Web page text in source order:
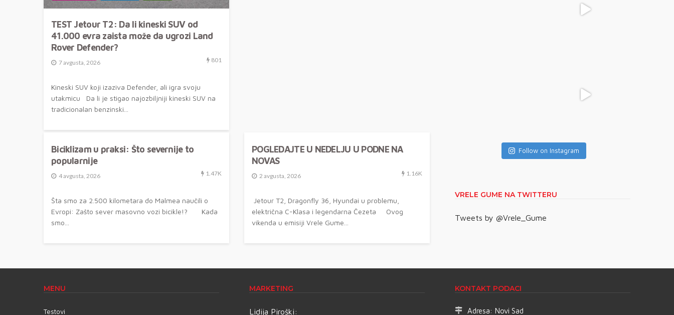
TEST Jetour T2: Da li kineski SUV od
41.000 evra zaista može da ugrozi Land
Rover Defender?
7 avgusta, 2026 801
Kineski SUV koji izaziva Defender, ali igra svoju
utakmicu Da li je stigao najozbiljniji kineski SUV na
tradicionalan benzinski...
Biciklizam u praksi: Što severnije to
popularnije
4 avgusta, 2026 1.47K
Šta smo za 2.500 kilometara do Malmea naučili o
Evropi: Zašto sever masovno vozi bicikle!? Kada
smo...
POGLEDAJTE U NEDELJU U PODNE NA
NOVAS
2 avgusta, 2026 1.16K
Jetour T2, Dragonfly 36, Hyundai u problemu,
električna C-Klasa i legendarna Čezeta Ovog
vikenda u emisiji Vrele Gume...
Follow on Instagram
VRELE GUME NA TWITTERU
Tweets by @Vrele_Gume
MENU
Testovi
MARKETING
Lidija Piroški:
KONTAKT PODACI
Adresa: Novi Sad